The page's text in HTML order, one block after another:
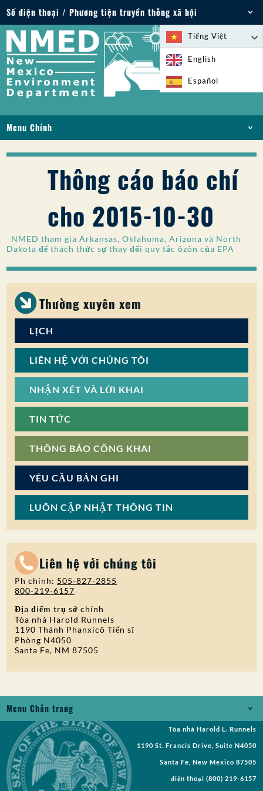
Số điện thoại / Phương tiện truyền thông xã hội
Điện thoại: 505-827-2855
1-800-219-6157
Trường hợp khẩn cấp về môi trường: 505-827-
9329 (24 giờ)
Tiếng Việt
English
Español
Menu Chính
GIẤY PHÉP VÀ GIẤY PHÉP
TUÂN THỦ VÀ THỰC THI
PFAS Ở NM
DỊCH VỤ TRỰC TUYẾN
Tìm kiếm:
Thông cáo báo chí
cho 2015-10-30
NMED tham gia Arkansas, Oklahoma, Arizona và North
Dakota để thách thức sự thay đổi quy tắc ôzôn của EPA
Thường xuyên xem
LỊCH
LIÊN HỆ VỚI CHÚNG TÔI
NHẬN XÉT VÀ LỜI KHAI
TIN TỨC
THÔNG BÁO CÔNG KHAI
YÊU CẦU BẢN GHI
LUÔN CẬP NHẬT THÔNG TIN
Liên hệ với chúng tôi
Ph chính: 505-827-2855
800-219-6157
Địa điểm trụ sở chính
Tòa nhà Harold Runnels
1190 Thánh Phanxicô Tiến sĩ
Phòng N4050
Santa Fe, NM 87505
Menu Chân trang
Jobs
Yêu cầu Bản ghi
Yêu cầu đề xuất
Tòa nhà Harold L. Runnels
1190 St. Francis Drive, Suite N4050
Santa Fe, New Mexico 87505
điện thoại (800) 219-6157